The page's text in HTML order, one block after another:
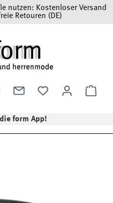
nutzen: Kostenloser Versand
Retouren (DE)
form App!